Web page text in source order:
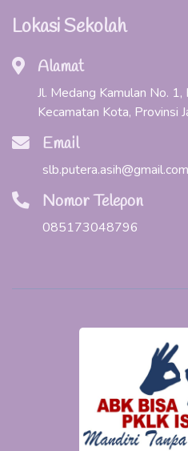
Lokasi Sekolah
Alamat
Jl. Medang Kamulan No.
Kecamatan Kota, Provinsi
Email
slb.putera.asih@gmail.com
Nomor Telepon
085173048796